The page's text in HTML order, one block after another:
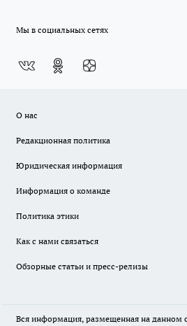
Мы в социальных сетях
О нас
Редакционная политика
Юридическая информация
Информация о команде
Политика этики
Как с нами связаться
Обзорные статьи и пресс-релизы
Вся информация, размещенная на данном